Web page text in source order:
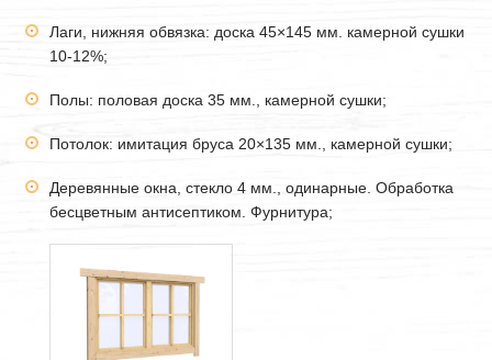
Лаги, нижняя обвязка: доска 45×145 мм. камерной сушки
10-12%;
Полы: половая доска 35 мм., камерной сушки;
Потолок: имитация бруса 20×135 мм., камерной сушки;
Деревянные окна, стекло 4 мм., одинарные. Обработка
бесцветным антисептиком. Фурнитура;